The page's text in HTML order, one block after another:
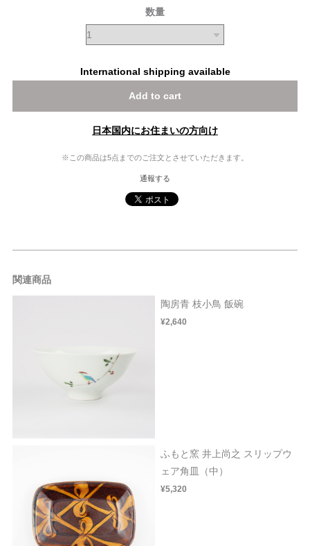
数量
International shipping available
Add to cart
日本国内にお住まいの方向け
※この商品は5点までのご注文とさせていただきます。
通報する
関連商品
陶房青 枝小鳥 飯碗
¥2,640
ふもと窯 井上尚之 スリップウ
ェア角皿（中）
¥5,320